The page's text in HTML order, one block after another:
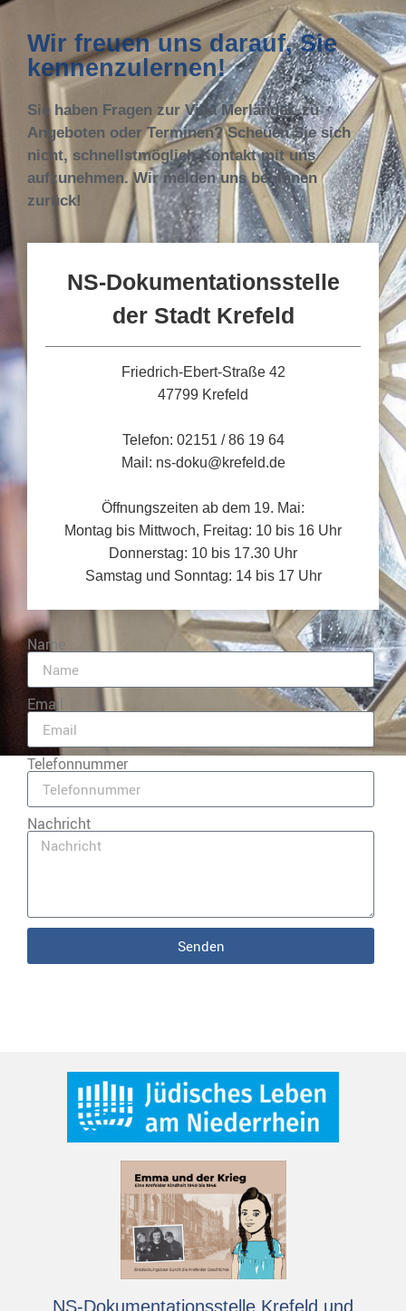
Wir freuen uns darauf, Sie
kennenzulernen!
Sie haben Fragen zur Villa Merländer, zu
Angeboten oder Terminen? Scheuen Sie sich
nicht, schnellstmöglich Kontakt mit uns
aufzunehmen. Wir melden uns bei Ihnen
zurück!
NS-Dokumentationsstelle
der Stadt Krefeld
Friedrich-Ebert-Straße 42
47799 Krefeld
Telefon: 02151 / 86 19 64
Mail: ns-doku@krefeld.de
Öffnungszeiten ab dem 19. Mai:
Montag bis Mittwoch, Freitag: 10 bis 16 Uhr
Donnerstag: 10 bis 17.30 Uhr
Samstag und Sonntag: 14 bis 17 Uhr
Name
Email
Telefonnummer
Nachricht
Senden
NS-Dokumentationsstelle Krefeld und